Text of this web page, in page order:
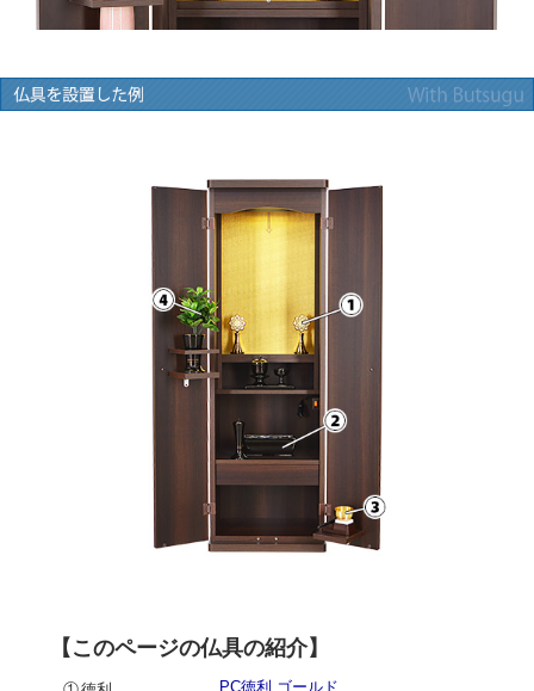
【このページの仏具の紹介】
PC徳利 ゴールド